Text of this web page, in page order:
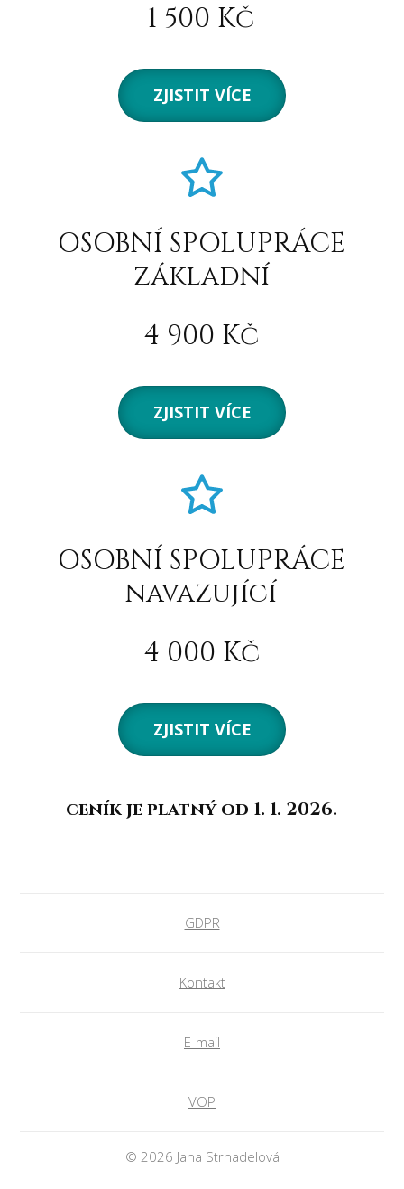
1 500 Kč
ZJISTIT VÍCE
OSOBNÍ SPOLUPRÁCE
základní
4 900 Kč
ZJISTIT VÍCE
OSOBNÍ SPOLUPRÁCE
navazující
4 000 Kč
ZJISTIT VÍCE
ceník je platný od 1. 1. 2026.
GDPR
Kontakt
E-mail
VOP
© 2026 Jana Strnadelová